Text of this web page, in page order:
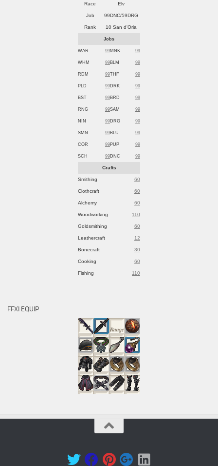
Race Elv
Job 99DNC/59DRG
Rank 10 San d'Oria
Jobs
WAR 99MNK 99
WHM 99BLM 99
RDM 99THF 99
PLD 99DRK 99
BST 99BRD 99
RNG 99SAM 99
NIN 99DRG 99
SMN 99BLU 99
COR 99PUP 99
SCH 99DNC 99
Crafts
Smithing 60
Clothcraft 60
Alchemy 60
Woodworking 110
Goldsmithing 60
Leathercraft 12
Bonecraft 30
Cooking 60
Fishing 110
FFXI EQUIP